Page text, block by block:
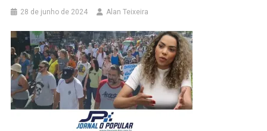
28 de junho de 2024 Alan Teixeira